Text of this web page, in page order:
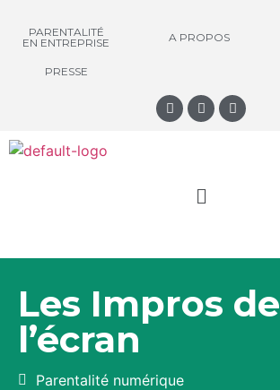
PARENTALITÉ
EN ENTREPRISE
A PROPOS
PRESSE
Les Impros de
l’écran
Parentalité numérique